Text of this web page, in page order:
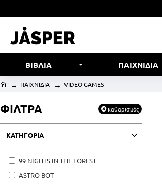
ΒΙΒΛΙΑ ΠΑΙΧΝΙΔΙΑ
ΠΑΙΧΝΙΔΙΑ VIDEO GAMES
ΦΙΛΤΡΑ καθαρισμός
ΚΑΤΗΓΟΡΙΑ
99 NIGHTS IN THE FOREST
ASTRO BOT